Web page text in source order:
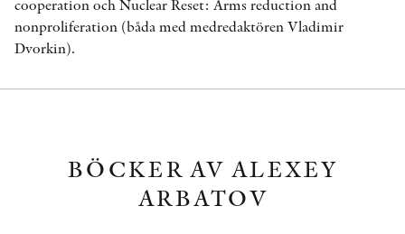
cooperation och Nuclear Reset: Arms reduction and
nonproliferation (båda med medredaktören Vladimir
Dvorkin).
BÖCKER AV ALEXEY
ARBATOV